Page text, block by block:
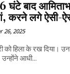
घंटे बाद
करने लगे ऐसी-
26, 2025
को हिला के रख दिया।
आधी...